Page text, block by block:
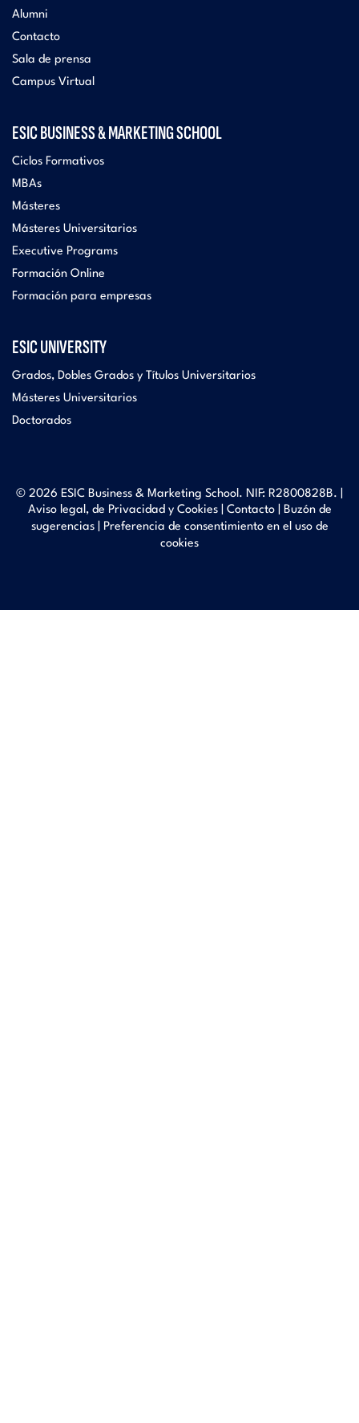
Alumni
Contacto
Sala de prensa
Campus Virtual
ESIC BUSINESS & MARKETING SCHOOL
Ciclos Formativos
MBAs
Másteres
Másteres Universitarios
Executive Programs
Formación Online
Formación para empresas
ESIC UNIVERSITY
Grados, Dobles Grados y Títulos Universitarios
Másteres Universitarios
Doctorados
© 2026 ESIC Business & Marketing School. NIF: R2800828B. |
Aviso legal, de Privacidad y Cookies| Contacto| Buzón de
sugerencias|
Preferencia de consentimiento en el uso de
cookies